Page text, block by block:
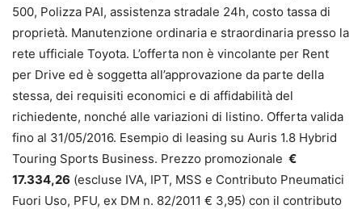
500, Polizza PAI, assistenza stradale 24h, costo tassa di
proprietà. Manutenzione ordinaria e straordinaria presso la
rete ufficiale Toyota. L’offerta non è vincolante per Rent
per Drive ed è soggetta all’approvazione da parte della
stessa, dei requisiti economici e di affidabilità del
richiedente, nonché alle variazioni di listino. Offerta valida
fino al 31/05/2016. Esempio di leasing su Auris 1.8 Hybrid
Touring Sports Business. Prezzo promozionale €
17.334,26 (escluse IVA, IPT, MSS e Contributo Pneumatici
Fuori Uso, PFU, ex DM n. 82/2011 € 3,95) con il contributo